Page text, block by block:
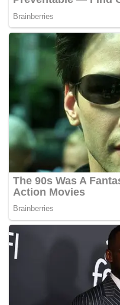
mengelirukan kerana
penganjur gagal
menepati prasyarat untuk
perhimpunan aman.
â€œPolis Dang Wangi
daripada penganjur
dua notis itu gagal
Perhimpunan Aman
â€œAntaranya, kedua-
Merdeka sebagai
tiada surat kebenaran
Lumpur dilampirkan
Seksyen 10 (C) dan
– MYNEWSHUB.CC